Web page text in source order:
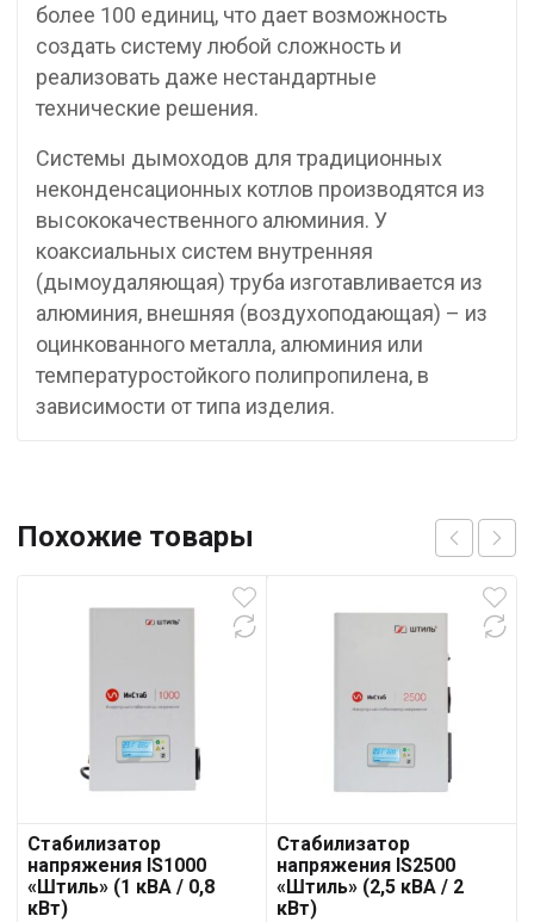
более 100 единиц, что дает возможность
создать систему любой сложность и
реализовать даже нестандартные
технические решения.
Системы дымоходов для традиционных
неконденсационных котлов производятся из
высококачественного алюминия. У
коаксиальных систем внутренняя
(дымоудаляющая) труба изготавливается из
алюминия, внешняя (воздухоподающая) – из
оцинкованного металла, алюминия или
температуростойкого полипропилена, в
зависимости от типа изделия.
Похожие товары
Стабилизатор
напряжения IS1000
«Штиль» (1 кВА / 0,8
кВт)
Стабилизатор
напряжения IS2500
«Штиль» (2,5 кВА / 2
кВт)